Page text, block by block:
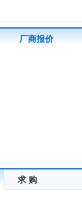
厂商报价
求 购